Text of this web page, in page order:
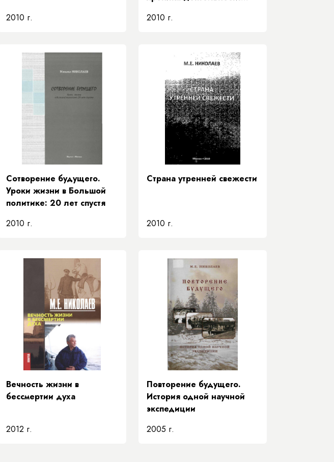
2010 г. 2010 г.
Сотворение будущего.
Уроки жизни в Большой
политике: 20 лет спустя
2010 г.
Страна утренней свежести
2010 г.
Вечность жизни в
бессмертии духа
2012 г.
Повторение будущего.
История одной научной
экспедиции
2005 г.